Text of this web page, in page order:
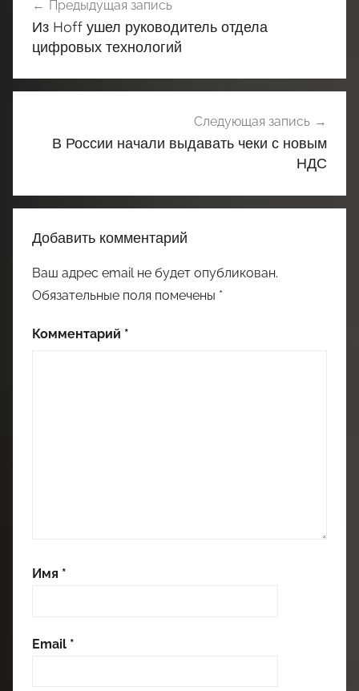
по
записям
Предыдущая запись
Из Hoff ушел руководитель отдела
цифровых технологий
Следующая запись
В России начали выдавать чеки с новым
НДС
Добавить комментарий
Ваш адрес email не будет опубликован.
Обязательные поля помечены *
Комментарий *
Имя *
Email *